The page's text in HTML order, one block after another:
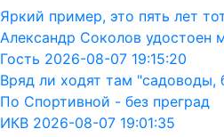
Яркий пример, это пять лет
Александр Соколов удостоен
Гость 2026-08-07 19:15:20
Вряд ли ходят там
По Спортивной - без преград
ИКВ 2026-08-07 19:01:35